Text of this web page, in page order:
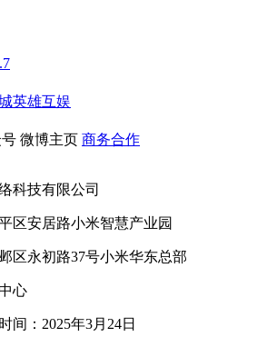
英雄互娱
微博主页 商务合作
科技有限公司
区安居路小米智慧产业园
区永初路37号小米华东总部
心
间：2025年3月24日